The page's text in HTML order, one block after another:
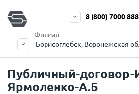
Филиал
Борисоглебск, Воронежская
8 (800) 7000 888
Публичный-
Ярмоленко-А.Б